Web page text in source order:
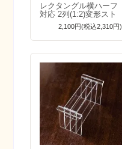
レクタングル横ハーフ
対応 2列(1:2)変形スト
ライプ2,100円(税込2,310円)